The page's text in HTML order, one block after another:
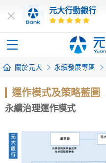
元大行動銀行
關於元大 永續發展專區
運作模式及策略藍圖
永續治理運作模式